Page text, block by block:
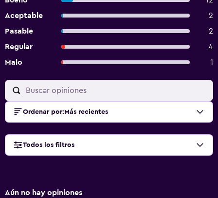
Aceptable
2
Pasable
2
Regular
4
Malo
1
Ordenar por: Más recientes
Todos los filtros
Aún no hay opiniones